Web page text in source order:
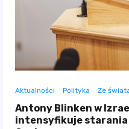
Aktualności Polityka Ze
Antony Blinken w
intensyfikuje starania